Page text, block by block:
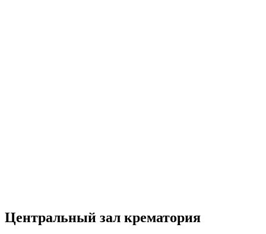
Центральный зал крематория